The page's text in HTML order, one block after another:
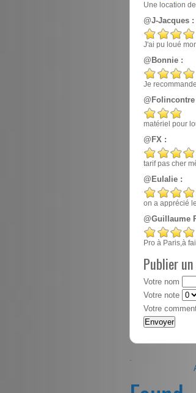
Une location
@J-Jacques :
J'ai pu loué
@Bonnie :
Je
@Folincontre
matériel pour
@FX :
tarif pas cher
@Eulalie :
on a apprécié
@Guillaume
Pro à Paris,à
Publier
Votre nom
Votre note
Votre
-